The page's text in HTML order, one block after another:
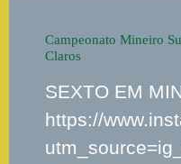
Campeonato Mineiro
Claros
SEXTO EM
https://